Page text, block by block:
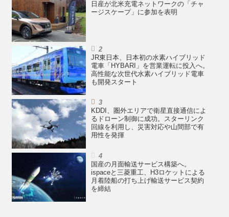
日産が北米充電ネットワークの「チャ
ージスケープ」に参加を表明
JR東日本、日本初の水素ハイブリッド
電車「HYBARI」を営業運転に投入へ。
高性能な次世代水素ハイブリッド電車
も開発スタート
KDDI、圏外エリアで衛星直接通信によ
るドローン制御に成功。スターリンク
回線を利用し、災害対応や山間部で有
用性を発揮
国産の月面輸送サービス構築へ。
ispaceと三菱重工、H3ロケットによる
月着陸船の打ち上げ輸送サービス契約
を締結